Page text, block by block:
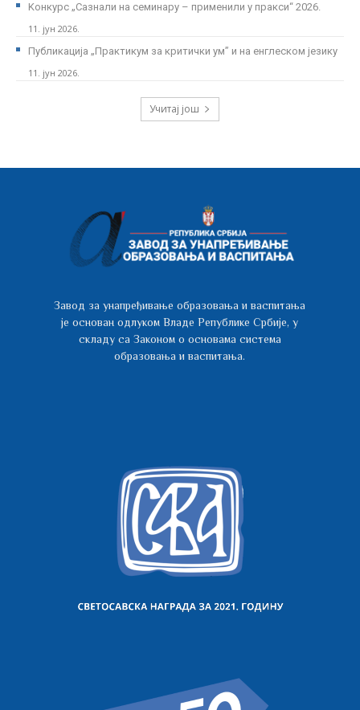
Kонкурс „Сазнали на семинару – применили у пракси“ 2026.
11. јун 2026.
Публикација „Практикум за критички ум” и на енглеском језику
11. јун 2026.
Учитај још
Завод за унапређивање образовања и васпитања
је основан одлуком Владе Републике Србије, у
складу са Законом о основама система
образовања и васпитања.